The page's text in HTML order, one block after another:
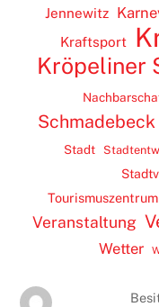
Jennewitz
Kraftsport
Kröpeliner
Schmadebeck
Stadt
Veranstaltung
Wetter